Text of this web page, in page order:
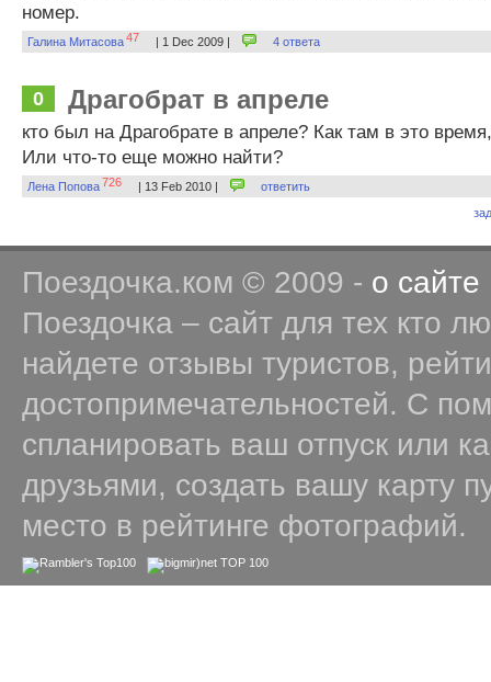
номер.
Галина Митасова47 | 1 Dec 2009 | 4 ответа
0 Драгобрат в апреле
кто был на Драгобрате в апреле? Как там в это
Или что-то еще можно найти?
Лена Попова726 | 13 Feb 2010 |
ответить
Поездочка.ком © 2009 - о сайте
Поездочка – сайт для тех кто
найдете отзывы туристов,
достопримечательностей. С
спланировать ваш отпуск или
друзьями, создать вашу карту
место в рейтинге фотографий.